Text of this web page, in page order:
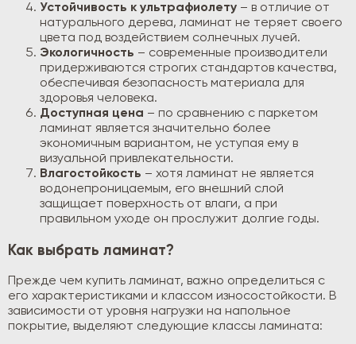
Устойчивость к ультрафиолету – в отличие от
натурального дерева, ламинат не теряет своего
цвета под воздействием солнечных лучей.
Экологичность – современные производители
придерживаются строгих стандартов качества,
обеспечивая безопасность материала для
здоровья человека.
Доступная цена – по сравнению с паркетом
ламинат является значительно более
экономичным вариантом, не уступая ему в
визуальной привлекательности.
Влагостойкость – хотя ламинат не является
водонепроницаемым, его внешний слой
защищает поверхность от влаги, а при
правильном уходе он прослужит долгие годы.
Как выбрать ламинат?
Прежде чем купить ламинат, важно определиться с
его характеристиками и классом износостойкости. В
зависимости от уровня нагрузки на напольное
покрытие, выделяют следующие классы ламината: